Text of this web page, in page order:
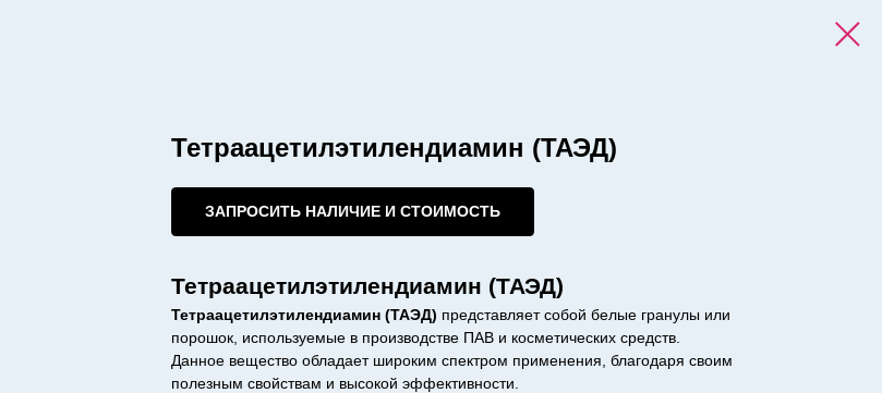
Тетраацетилэтилендиамин (ТАЭД)
ЗАПРОСИТЬ НАЛИЧИЕ И СТОИМОСТЬ
Тетраацетилэтилендиамин (ТАЭД)
Тетраацетилэтилендиамин (ТАЭД) представляет собой белые гранулы или
порошок, используемые в производстве ПАВ и косметических средств.
Данное вещество обладает широким спектром применения, благодаря своим
полезным свойствам и высокой эффективности.